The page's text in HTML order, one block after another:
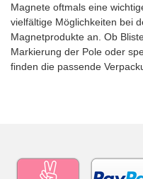
Magnete oftmals eine
vielfältige Möglichkeiten bei
Magnetprodukte an. Ob
Markierung der Pole oder
finden die passende